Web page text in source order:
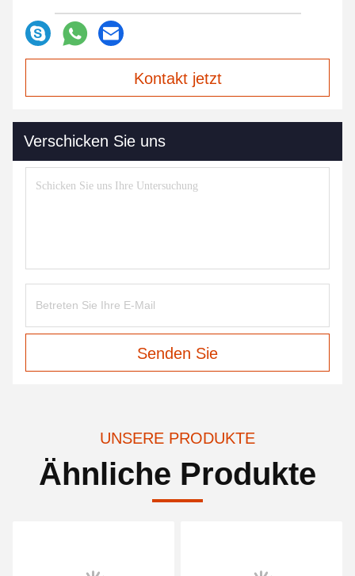
Kontakt jetzt
Verschicken Sie uns
Senden Sie
UNSERE PRODUKTE
Ähnliche Produkte